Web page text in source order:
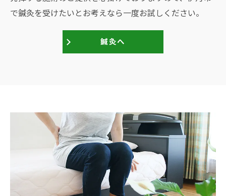
で鍼灸を受けたいとお考えなら一度お試しください。
鍼灸へ